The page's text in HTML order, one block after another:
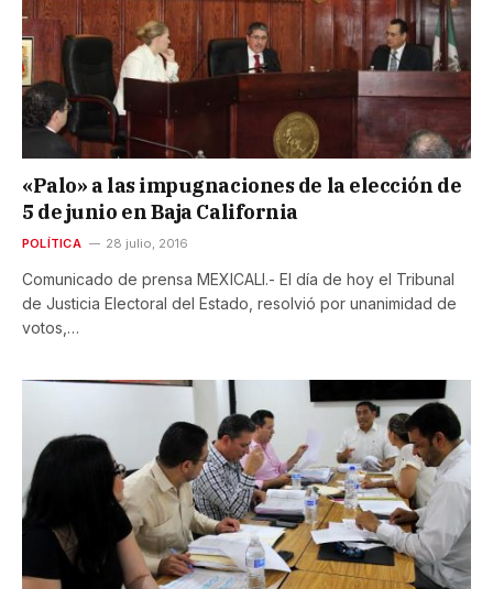
«Palo» a las impugnaciones de la elección de
5 de junio en Baja California
POLÍTICA 28 julio, 2016
Comunicado de prensa MEXICALI.- El día de hoy el Tribunal
de Justicia Electoral del Estado, resolvió por unanimidad de
votos,…